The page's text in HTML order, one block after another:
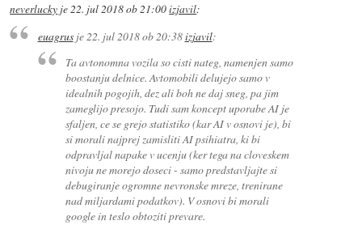
neverlucky je22. jul 2018 ob 21:00izjavil:
euagrusje 22. jul 2018 ob 20:38izjavil:
Ta avtonomna vozila so cisti nateg, namenjen samo
boostanju delnice. Avtomobili delujejo samo v
idealnih pogojih, dez ali boh ne daj sneg, pa jim
zameglijo presojo. Tudi sam koncept uporabe AI je
sfaljen, ce se grejo statistiko (kar AI v osnovi je), bi
si morali najprej zamisliti AI psihiatra, ki bi
odpravljal napake v ucenju (ker tega na cloveskem
nivoju ne morejo doseci - samo predstavljajte si
debugiranje ogromne nevronske mreze, trenirane
nad miljardami podatkov). V osnovi bi morali
google in teslo obtoziti prevare.